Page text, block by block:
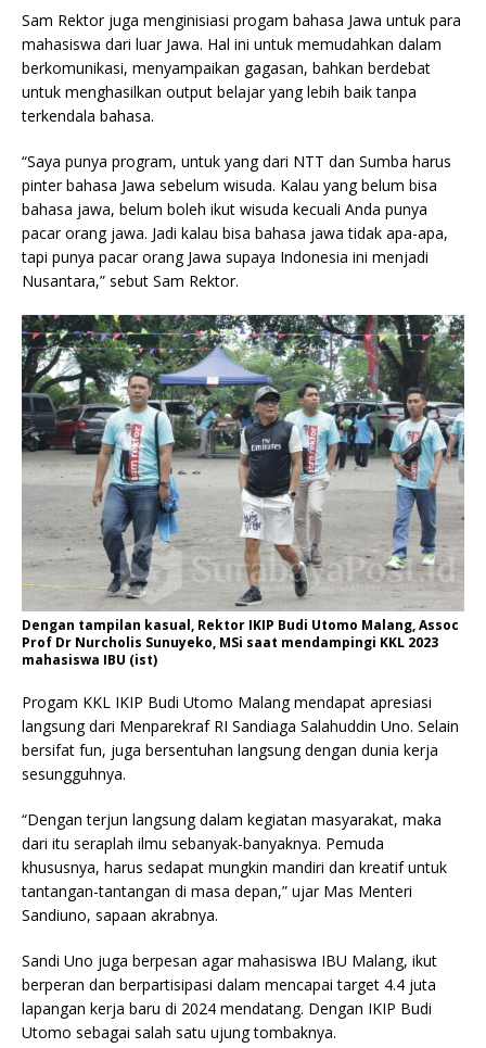
Sam Rektor juga menginisiasi progam bahasa Jawa untuk para
mahasiswa dari luar Jawa. Hal ini untuk memudahkan dalam
berkomunikasi, menyampaikan gagasan, bahkan berdebat
untuk menghasilkan output belajar yang lebih baik tanpa
terkendala bahasa.
“Saya punya program, untuk yang dari NTT dan Sumba harus
pinter bahasa Jawa sebelum wisuda. Kalau yang belum bisa
bahasa jawa, belum boleh ikut wisuda kecuali Anda punya
pacar orang jawa. Jadi kalau bisa bahasa jawa tidak apa-apa,
tapi punya pacar orang Jawa supaya Indonesia ini menjadi
Nusantara,” sebut Sam Rektor.
Dengan tampilan kasual, Rektor IKIP Budi Utomo Malang, Assoc
Prof Dr Nurcholis Sunuyeko, MSi saat mendampingi KKL 2023
mahasiswa IBU (ist)
Progam KKL IKIP Budi Utomo Malang mendapat apresiasi
langsung dari Menparekraf RI Sandiaga Salahuddin Uno. Selain
bersifat fun, juga bersentuhan langsung dengan dunia kerja
sesungguhnya.
“Dengan terjun langsung dalam kegiatan masyarakat, maka
dari itu seraplah ilmu sebanyak-banyaknya. Pemuda
khususnya, harus sedapat mungkin mandiri dan kreatif untuk
tantangan-tantangan di masa depan,” ujar Mas Menteri
Sandiuno, sapaan akrabnya.
Sandi Uno juga berpesan agar mahasiswa IBU Malang, ikut
berperan dan berpartisipasi dalam mencapai target 4.4 juta
lapangan kerja baru di 2024 mendatang. Dengan IKIP Budi
Utomo sebagai salah satu ujung tombaknya.